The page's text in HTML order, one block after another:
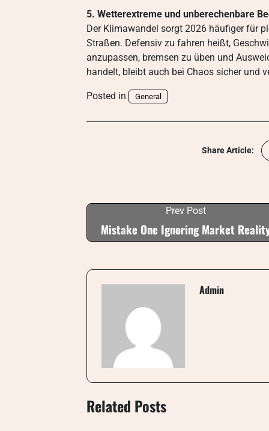
5. Wetterextreme und unberechenbare
Der Klimawandel sorgt 2026 häufiger für
Straßen. Defensiv zu fahren heißt,
anzupassen, bremsen zu üben und
handelt, bleibt auch bei Chaos sicher und
Posted in General
Share Article:
Prev Post
Mistake One Ignoring Market
Admin
Related Posts